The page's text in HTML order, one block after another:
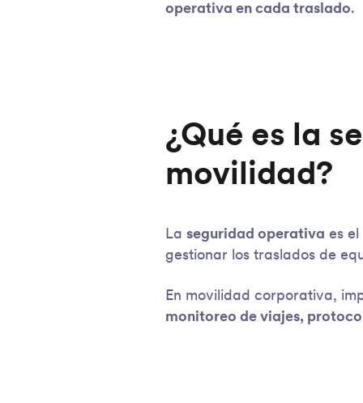
operativa en cada traslado.
¿Qué es la
movilidad?
La seguridad operativa es
gestionar los traslados de
En movilidad corporativa,
monitoreo de viajes,